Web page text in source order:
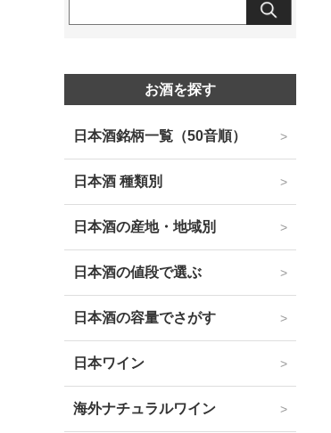
お酒を探す
日本酒銘柄一覧（50音順）
日本酒 種類別
日本酒の産地・地域別
日本酒の値段で選ぶ
日本酒の容量でさがす
日本ワイン
海外ナチュラルワイン